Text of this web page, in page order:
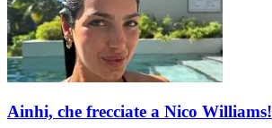
Ainhi, che frecciate a Nico Williams!